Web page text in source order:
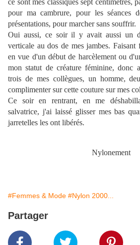
ce sont mes classiques sept centimètres,
pour ma cambrure, pour les séances
présentations, pour marcher sans souffrir.
Oui aussi, ce soir il y avait aussi un
verticale au dos de mes jambes. Faisant
en vue d'un début de harcèlement ou
mon statut de créature féminine, donc
trois de mes collègues, un homme,
complimenter sur cette couture sur mes
Ce soir en rentrant, en me
salvatrice, j'ai laissé glisser mes bas
jarretelles les ont libérés.
Nylonement
#Femmes & Mode #Nylon 2000...
Partager